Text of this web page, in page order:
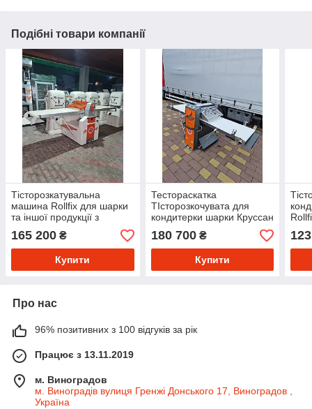
Подібні товари компанії
Тісторозкатувальна
машина Rollfix для шарки
та іншої продукції з
Германі
165 200 ₴
Купити
Тестораскатка
ТІсторозкочувата для
кондитерки шарки Круссан
Rollfix NEU
180 700₴
Купити
Про нас
96% позитивних з 100 відгуків за рік
Працює з 13.11.2019
м. Виноградов
м. Виноградів вулиця Гренжі Донського 17, Виноградов ,
Україна